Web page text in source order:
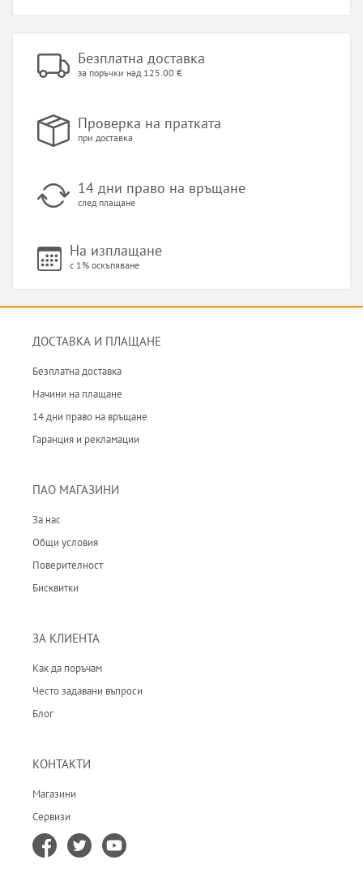
Безплатна доставка
за поръчки над 125.00 €
Проверка на пратката
при доставка
14 дни право на връщане
след плащане
На изплащане
с 1% оскъпяване
ДОСТАВКА И ПЛАЩАНЕ
Безплатна доставка
Начини на плащане
14 дни право на връщане
Гаранция и рекламации
ПАО МАГАЗИНИ
За нас
Общи условия
Поверителност
Бисквитки
ЗА КЛИЕНТА
Как да поръчам
Често задавани въпроси
Блог
КОНТАКТИ
Магазини
Сервизи